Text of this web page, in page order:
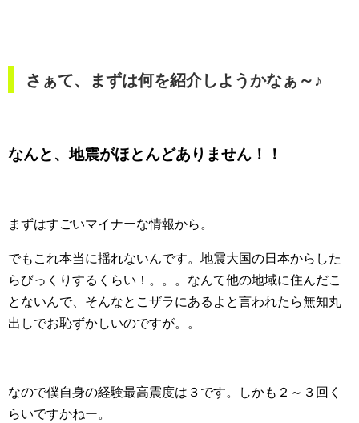
さぁて、まずは何を紹介しようかなぁ～♪
なんと、地震がほとんどありません！！
まずはすごいマイナーな情報から。
でもこれ本当に揺れないんです。地震大国の日本からした
らびっくりするくらい！。。。なんて他の地域に住んだこ
とないんで、そんなとこザラにあるよと言われたら無知丸
出しでお恥ずかしいのですが。。
なので僕自身の経験最高震度は３です。しかも２～３回く
らいですかねー。